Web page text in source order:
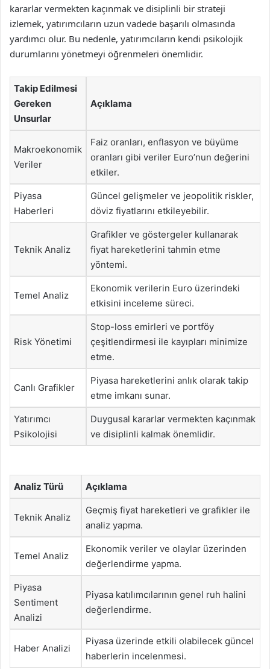
kararlar vermekten kaçınmak ve disiplinli bir strateji
izlemek, yatırımcıların uzun vadede başarılı olmasında
yardımcı olur. Bu nedenle, yatırımcıların kendi psikolojik
durumlarını yönetmeyi öğrenmeleri önemlidir.
Takip Edilmesi
Gereken
Unsurlar
Açıklama
Makroekonomik
Veriler
Faiz oranları, enflasyon ve büyüme
oranları gibi veriler Euro’nun değerini
etkiler.
Piyasa
Haberleri
Güncel gelişmeler ve jeopolitik riskler,
döviz fiyatlarını etkileyebilir.
Teknik Analiz
Grafikler ve göstergeler kullanarak
fiyat hareketlerini tahmin etme
yöntemi.
Temel Analiz
Ekonomik verilerin Euro üzerindeki
etkisini inceleme süreci.
Risk Yönetimi
Stop-loss emirleri ve portföy
çeşitlendirmesi ile kayıpları minimize
etme.
Canlı Grafikler
Piyasa hareketlerini anlık olarak takip
etme imkanı sunar.
Yatırımcı
Psikolojisi
Duygusal kararlar vermekten kaçınmak
ve disiplinli kalmak önemlidir.
Analiz Türü Açıklama
Teknik Analiz
Geçmiş fiyat hareketleri ve grafikler ile
analiz yapma.
Temel Analiz
Ekonomik veriler ve olaylar üzerinden
değerlendirme yapma.
Piyasa
Sentiment
Analizi
Piyasa katılımcılarının genel ruh halini
değerlendirme.
Haber Analizi
Piyasa üzerinde etkili olabilecek güncel
haberlerin incelenmesi.